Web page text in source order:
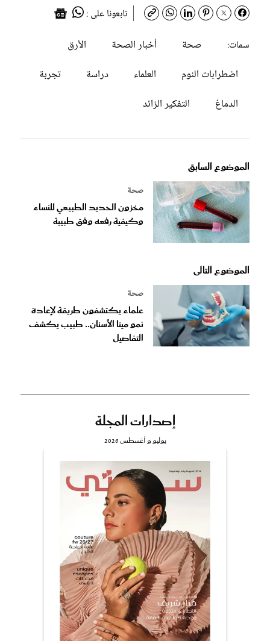
تابعونا على :
سمات:
صحة أخبار الصحة
الأرق
اضطرابات النوم
العلماء دراسة
تجربة
الدماغ
التفكير الزائد
الموضوع السابق
صحة
مخزون الحديد الطبيعي للنساء
وكيفية رفعه وفق طبيبة
الموضوع التالى
صحة
علماء يكتشفون طريقة لإعادة
نمو مينا الأسنان.. طبيب يكشف
التفاصيل
إصدارات المجلة
يوليو و أغسطس 2026